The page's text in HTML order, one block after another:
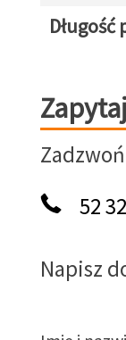
Zapytaj o towar
Zadzwoń
52
Napisz